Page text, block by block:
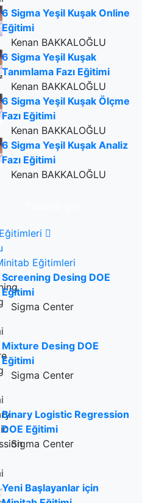
6 Sigma Yeşil Kuşak Online
Eğitimi
Kenan BAKKALOĞLU
6 Sigma Yeşil Kuşak
Tanımlama Fazı Eğitimi
Kenan BAKKALOĞLU
6 Sigma Yeşil Kuşak Ölçme
Fazı Eğitimi
Kenan BAKKALOĞLU
6 Sigma Yeşil Kuşak Analiz
Fazı Eğitimi
Kenan BAKKALOĞLU
Eğitimleri
Screening Desing DOE
Eğitimi
Sigma Center
Mixture Desing DOE
Eğitimi
Sigma Center
Binary Logistic Regression
DOE Eğitimi
Sigma Center
Yeni Başlayanlar için